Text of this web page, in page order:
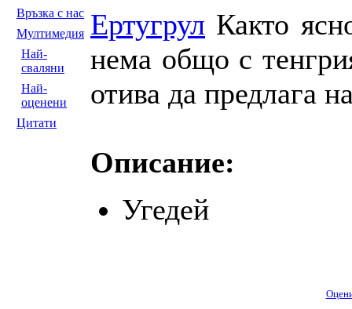
Връзка с нас
Мултимедия
Най-
сваляни
Най-
оценени
Цитати
Ертугрул Както
нема общо с
отива да предлага
Описание:
Угедей